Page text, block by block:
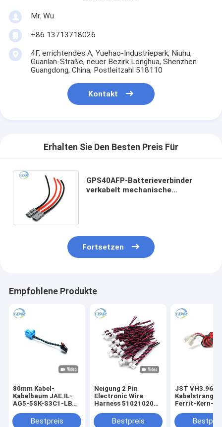
Mr. Wu
+86 13713718026
4F, errichtendes A, Yuehao-Industriepark, Niuhu,
Guanlan-Straße, neuer Bezirk Longhua, Shenzhen
Guangdong, China, Postleitzahl 518110
Kontakt
Erhalten Sie Den Besten Preis Für
GPS40AFP-Batterieverbinder
verkabelt mechanische
Fortsetzen
Empfohlene Produkte
80mm Kabel-
Kabelbaum JAE.IL-
AG5-5SK-S3C1-LB
004IFBestpreis
Neigung 2 Pin
Electronic Wire
Harness 510210200
konservierte
Bestpreis
JST
Kabelstrang
Ferrit-Kern-